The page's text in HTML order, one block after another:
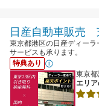
日産自動車販売
東京都港区の日産ディー
サービスも承ります。
特典あり
東京
エリ